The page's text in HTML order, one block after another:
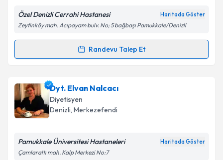
Kişisel verilerimin işlenmesine ilişkin
Aydınlatma
Metni'ni okudum ve kişisel verilerimin belirtilen
kapsamda işlenmesini kabul ediyorum.
Özel Denizli Cerrahi Hastanesi Haritada Göster
Zeytinköy mah. Acıpayam bulv. No; 5 bağbaşı Pamukkale/Denizli
Randevu Talep Et
Randevu Takvimi Talebi
Dyt. Elif Topuziçin randevu takvimi talebi oluşturun.
Size bu uzmandan randevu almanız için bir takvim
hazırlandığında e-posta ile bilgilendireceğiz.
Dyt. Elvan Nalcacı
Diyetisyen
Denizli, Merkezefendi
Pamukkale Üniversitesi Hastaneleri Haritada Göster
Çamlaraltı mah. Kalp Merkezi No:7